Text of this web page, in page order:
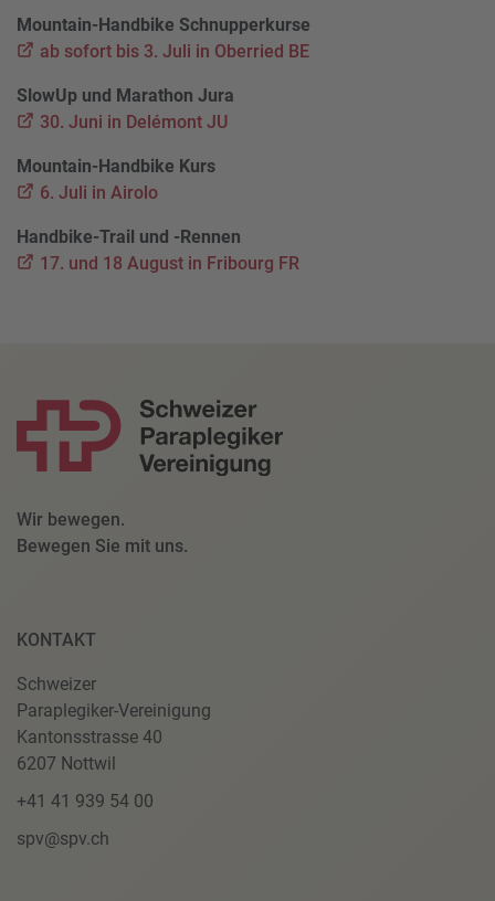
Mountain-Handbike Schnupperkurse
ab sofort bis 3. Juli in Oberried BE
SlowUp und Marathon Jura
30. Juni in Delémont JU
Mountain-Handbike Kurs
6. Juli in Airolo
Handbike-Trail und -Rennen
17. und 18 August in Fribourg FR
Wir bewegen.
Bewegen Sie mit uns.
KONTAKT
Schweizer
Paraplegiker-Vereinigung
Kantonsstrasse 40
6207 Nottwil
+41 41 939 54 00
spv@spv.ch